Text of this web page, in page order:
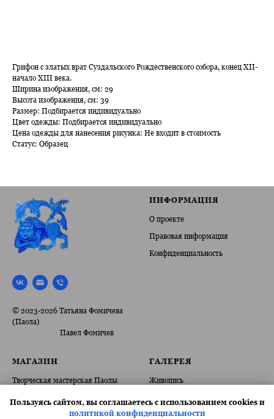
Грифон с златых врат Суздальского Рождественского собора, конец XII-
начало XIII века.
Ширина изображения, см: 29
Высота изображения, см: 39
Размер: Подбирается индивидуально
Цвет одежды: Подбирается индивидуально
Цена одежды для нанесения рисунка: Не входит в стоимость
Статус: Образец
© 2023-2026 Татьяна Фомичева
(Паола)
Павел Фомичев
ИНФОРМАЦИЯ
О проекте
Правовая информация
Конфиденциальность
МАГАЗИН
Творческая мастерская Паолы
Картины
ГАЛЕРЕЯ
Живопись
Графика
Пользуясь сайтом, вы соглашаетесь с использованием cookies и
политикой конфиденциальности